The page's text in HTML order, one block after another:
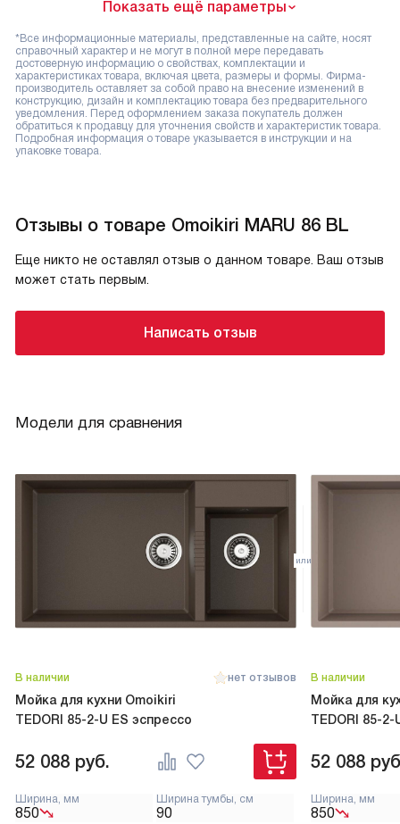
Показать ещё параметры
*Все информационные материалы, представленные на сайте, носят
справочный характер и не могут в полной мере передавать
достоверную информацию о свойствах, комплектации и
характеристиках товара, включая цвета, размеры и формы. Фирма-
производитель оставляет за собой право на внесение изменений в
конструкцию, дизайн и комплектацию товара без предварительного
уведомления. Перед оформлением заказа покупатель должен
обратиться к продавцу для уточнения свойств и характеристик товара.
Подробная информация о товаре указывается в инструкции и на
упаковке товара.
Отзывы о товаре Omoikiri MARU 86 BL
Еще никто не оставлял отзыв о данном товаре. Ваш отзыв
может стать первым.
Написать отзыв
Модели для сравнения
В наличии нет отзывов
Мойка для кухни Omoikiri
TEDORI 85-2-U ES эспрессо
52 088 руб.
Ширина, мм
850
Ширина тумбы, см
90
В наличии
Мойка для
TEDORI 85-
52 088
Ширина, мм
850